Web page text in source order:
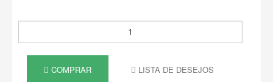
COMPRAR LISTA DE DESEJOS